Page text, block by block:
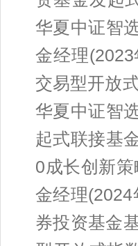
华夏中证智
金经理
交易型开放
华夏中证智
起式联接基
0成长创新
金经理
券投资基金